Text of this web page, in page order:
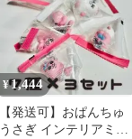
¥1,444
【発送可】おぱんちゅ
うさぎ インテリアミニ